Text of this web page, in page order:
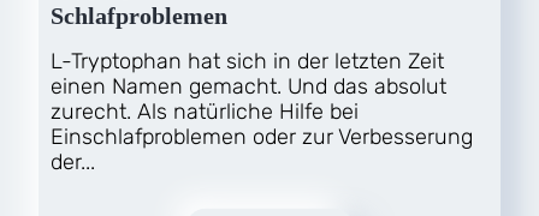
Schlafproblemen
L-Tryptophan hat sich in der letzten Zeit
einen Namen gemacht. Und das absolut
zurecht. Als natürliche Hilfe bei
Einschlafproblemen oder zur Verbesserung
der...